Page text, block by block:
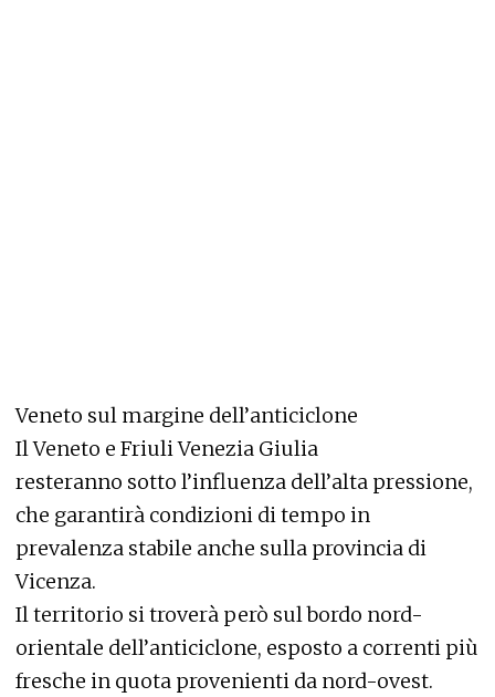
Veneto sul margine dell’anticiclone
Il Veneto e Friuli Venezia Giulia
resteranno sotto l’influenza dell’alta pressione,
che garantirà condizioni di tempo in
prevalenza stabile anche sulla provincia di
Vicenza.
Il territorio si troverà però sul bordo nord-
orientale dell’anticiclone, esposto a correnti più
fresche in quota provenienti da nord-ovest.